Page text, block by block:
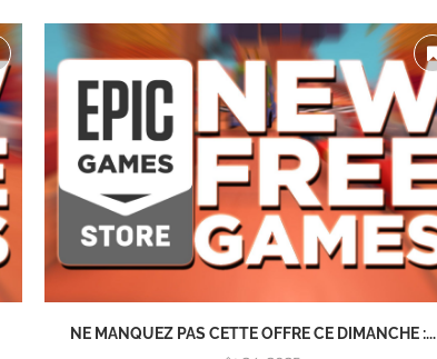
NE MANQUEZ PAS CETTE OFFRE CE DIMANCHE :...